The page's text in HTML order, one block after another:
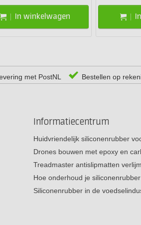
In winkelwagen
met PostNL Bestellen op
Informatiecentrum
Huidvriendelijk siliconenrubber
Drones bouwen met epoxy en
Treadmaster antislipmatten
Hoe onderhoud je
Siliconenrubber in de